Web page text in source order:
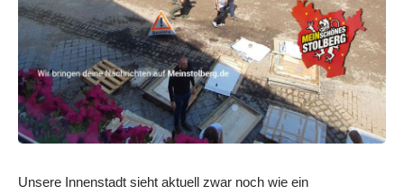
Unsere Innenstadt sieht aktuell zwar noch wie ein